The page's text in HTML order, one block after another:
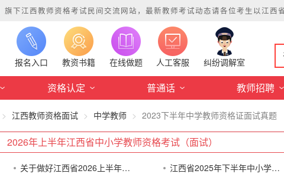
旗下江西教师资格考试民间交流网站，最新教师考试动态请各位考生以江西
报名入口 教资书籍 在线做题 人工客服 纠纷调解室
资格认定 普通话 教师招聘
江西教师资格面试 中学教师 2023下半年中学教师资格证面试真题
2026年上半年江西省中小学教师资格考试（面试）
关于做好江西省2026上半年中小学教师资格考试（
江西省2025年下半年中小学教师资格考试（笔试）